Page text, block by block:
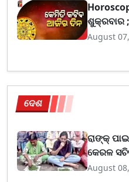
ଶୁକ୍ରବାର ;
ରହିବ
August
ଦେଶ
ରାଙ୍କ୍
କେରଳ
August